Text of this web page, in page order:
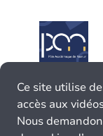
Ce site utilise
accès aux
Nous